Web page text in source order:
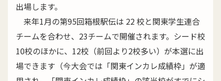
出場します。
来年1月の第95回箱根駅伝は 22 校と関東学生連合
チームを合わせ、23チームで開催されます。シード校
10校のほかに、12校（前回より2校多い）が本選に出
場できます（今大会では「関東インカレ成績枠」が適